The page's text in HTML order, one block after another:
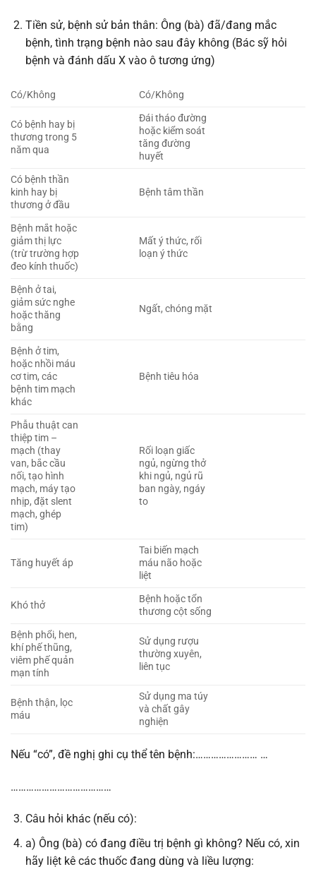
Tiền sử, bệnh sử bản thân: Ông (bà) đã/đang mắc
bệnh, tình trạng bệnh nào sau đây không (Bác sỹ hỏi
bệnh và đánh dấu X vào ô tương ứng)
Có/Không Có/Không
Có bệnh hay bị
thương trong 5
năm qua
Đái tháo đường
hoặc kiểm soát
tăng đường
huyết
Có bệnh thần
kinh hay bị
thương ở đầu
Bệnh tâm thần
Bệnh mắt hoặc
giảm thị lực
(trừ trường hợp
đeo kính thuốc)
Mất ý thức, rối
loạn ý thức
Bệnh ở tai,
giảm sức nghe
hoặc thăng
bằng
Ngất, chóng mặt
Bệnh ở tim,
hoặc nhồi máu
cơ tim, các
bệnh tim mạch
khác
Bệnh tiêu hóa
Phẫu thuật can
thiệp tim –
mạch (thay
van, bắc cầu
nối, tạo hình
mạch, máy tạo
nhịp, đặt slent
mạch, ghép
tim)
Rối loạn giấc
ngủ, ngừng thở
khi ngủ, ngủ rũ
ban ngày, ngáy
to
Tăng huyết áp
Tai biến mạch
máu não hoặc
liệt
Khó thở
Bệnh hoặc tổn
thương cột sống
Bệnh phổi, hen,
khí phế thũng,
viêm phế quản
mạn tính
Sử dụng rượu
thường xuyên,
liên tục
Bệnh thận, lọc
máu
Sử dụng ma túy
và chất gây
nghiện
Nếu “có”, đề nghị ghi cụ thể tên bệnh:…………………… …
…………………………………
Câu hỏi khác (nếu có):
a) Ông (bà) có đang điều trị bệnh gì không? Nếu có, xin
hãy liệt kê các thuốc đang dùng và liều lượng: